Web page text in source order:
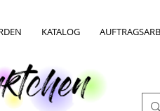
KATALOG